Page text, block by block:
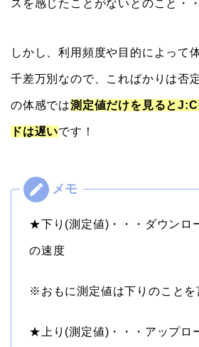
スを感じたことがないとのこと・
しかし、利用頻度や目的によって
千差万別なので、こればかりは否
の体感では測定値だけを見ると
ドは遅いです！
★下り(測定値)・・・ダウンロ
の速度
※おもに測定値は下りのことを
★上り(測定値)・・・アップロ